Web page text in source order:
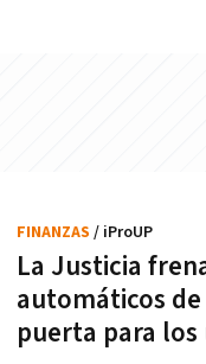
La Justicia
automáticos de
puerta para
FINANZAS / iProUP